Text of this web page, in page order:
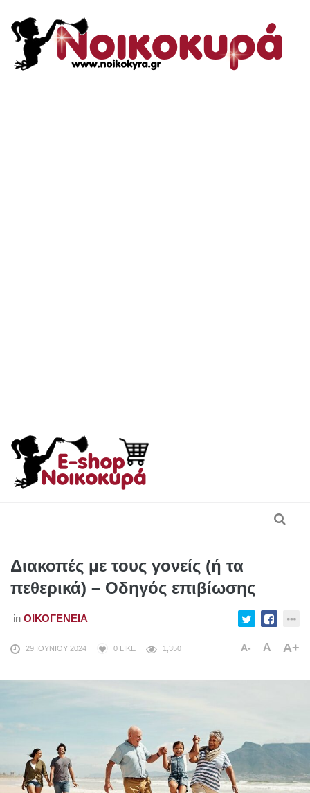
Διακοπές με τους γονείς (ή τα
πεθερικά) – Οδηγός επιβίωσης
in ΟΙΚΟΓΈΝΕΙΑ
29 ΙΟΥΝΊΟΥ 2024 0 LIKE 1,350 A- A A+